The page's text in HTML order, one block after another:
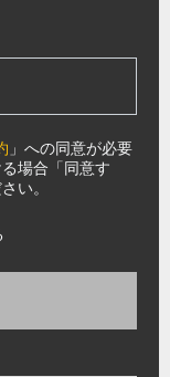
」への同意が必要
場合「同意す
い。